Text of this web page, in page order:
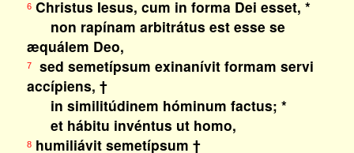
6Christus Iesus, cum in forma Dei esset, *
non rapínam arbitrátus est esse se
æquálem Deo,
7sed semetípsum exinanívit formam servi
accípiens, †
in similitúdinem hóminum factus; *
et hábitu invéntus ut homo,
8humiliávit semetípsum †